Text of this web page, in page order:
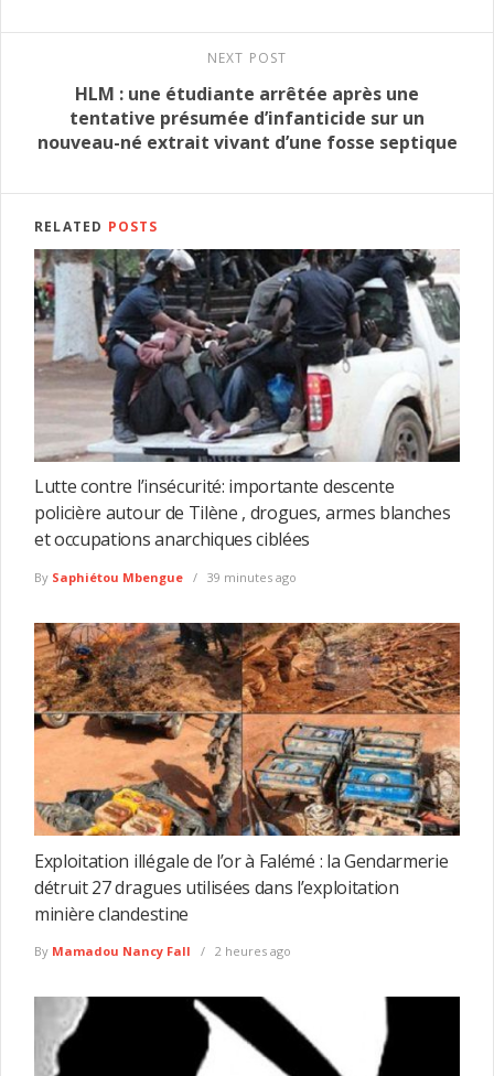
NEXT POST
HLM : une étudiante arrêtée après une
tentative présumée d’infanticide sur un
nouveau-né extrait vivant d’une fosse septique
RELATED POSTS
Lutte contre l’insécurité: importante descente
policière autour de Tilène , drogues, armes blanches
et occupations anarchiques ciblées
By Saphiétou Mbengue 39 minutes ago
Exploitation illégale de l’or à Falémé : la Gendarmerie
détruit 27 dragues utilisées dans l’exploitation
minière clandestine
By Mamadou Nancy Fall 2 heures ago